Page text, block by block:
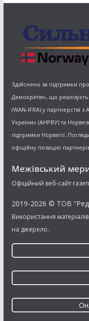
Здійснено за підтримки
Демократія», що
(WAN-IFRA) у партнерстві
України» (АНРВУ) та
підтримки Норвегії.
офіційну позицію
Межівський
Офіційний веб-сайт
2019-2026 © ТОВ
Використання
на джерело.